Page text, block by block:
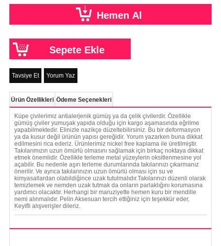
Tavsiye Et Yorum Yaz
Ürün Özellikleri Ödeme Seçenekleri
Küpe çivilerimiz antialerjenik gümüş ya da çelik çivilerdir. Özellikle
gümüş çiviler yumuşak yapıda olduğu için kargo aşamasında eğrilme
yapabilmektedir. Elinizle nazikçe düzeltebilirsiniz. Bu bir deformasyon
ya da kusur değil ürünün yapısı gereğidir. Yorum yazarken buna dikkat
edilmesini rica ederiz. Ürünlerimiz nickel free kaplama ile üretilmiştir.
Takılarımızın uzun ömürlü olmasını sağlamak için birkaç noktaya dikkat
etmek önemlidir. Özellikle terleme metal yüzeylerin oksitlenmesine yol
açabilir. Bu nedenle aşırı terleme durumlarında takılarınızı çıkarmanız
önerilir. Ve ayrıca takılarınızın uzun ömürlü olması için su ve
kimyasallardan olabildiğince uzak tutulmalıdır.Takılarınızı düzenli olarak
temizlemek ve nemden uzak tutmak da onların parlaklığını korumasına
yardımcı olacaktır. Herhangi bir maruziyette hemen kuru bir mendille
nemi alınmalıdır. Pelin Aksesuarı tercih ettiğiniz için teşekkür eder,
Keyifli alışverişler dileriz.